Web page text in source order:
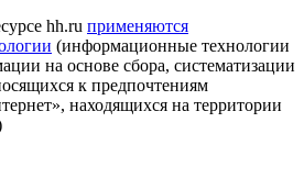
hh.ru применяются
(информационные технологии
на основе сбора, систематизации
к предпочтениям
находящихся на территории